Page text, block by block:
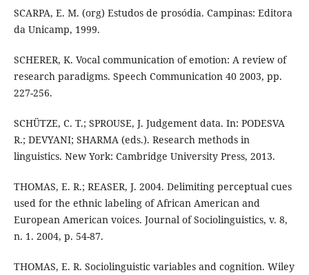
SCARPA, E. M. (org) Estudos de prosódia. Campinas: Editora
da Unicamp, 1999.
SCHERER, K. Vocal communication of emotion: A review of
research paradigms. Speech Communication 40 2003, pp.
227-256.
SCHÜTZE, C. T.; SPROUSE, J. Judgement data. In: PODESVA
R.; DEVYANI; SHARMA (eds.). Research methods in
linguistics. New York: Cambridge University Press, 2013.
THOMAS, E. R.; REASER, J. 2004. Delimiting perceptual cues
used for the ethnic labeling of African American and
European American voices. Journal of Sociolinguistics, v. 8,
n. 1. 2004, p. 54-87.
THOMAS, E. R. Sociolinguistic variables and cognition. Wiley